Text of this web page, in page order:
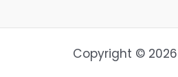
Copyright ©